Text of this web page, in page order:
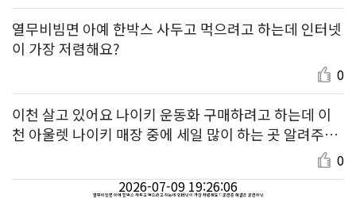
열무비빔면 아예 한박스 사두고 먹으려고 하는데 인터넷
이 가장 저렴해요?
0
이천 살고 있어요 나이키 운동화 구매하려고 하는데 이
천 아울렛 나이키 매장 중에 세일 많이 하는 곳 알려주세
0
2026-07-09 19:26:06
열무비빔면 아예 한박스 사두고 먹으려고 하는데 인터넷이 가장 저렴해요? : 궁금증 해결은 궁금하넷